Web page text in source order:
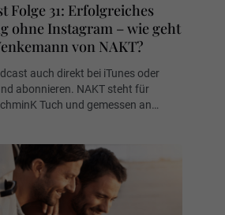
Folge 31: Erfolgreiches
ohne Instagram – wie geht
von NAKT?
auch direkt bei iTunes oder
abonnieren. NAKT steht für
Tuch und gemessen an…